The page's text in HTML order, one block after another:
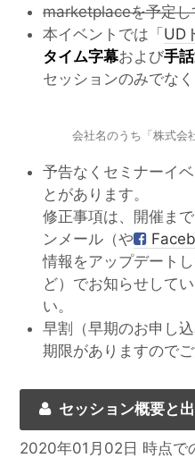
marketplaceを予定し
本イベントでは「 UD
タイム字幕および手
セッションのみでなく
会社名のうち「株式会
予告なくセミナーイ
とがあります。
修正事項は、開催ま
ンメール（や
情報をアップデートし
ど）でお知らせして
い。
早割（早期のお申し
期限がありますのでご
セッション概要と
2020年01月02日 時点で